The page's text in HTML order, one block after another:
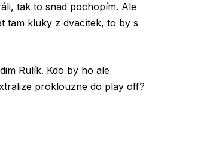
tak to snad pochopím. Ale
tam kluky z dvacítek, to by s
Rulík. Kdo by ho ale
proklouzne do play off?